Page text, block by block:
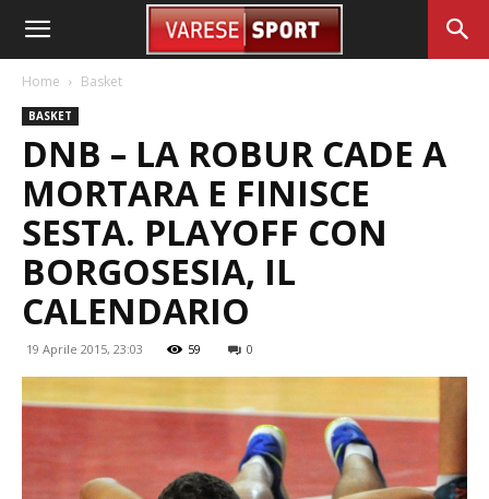
Home Basket
BASKET
DNB – LA ROBUR CADE A
MORTARA E FINISCE
SESTA. PLAYOFF CON
BORGOSESIA, IL
CALENDARIO
19 Aprile 2015, 23:03 59 0